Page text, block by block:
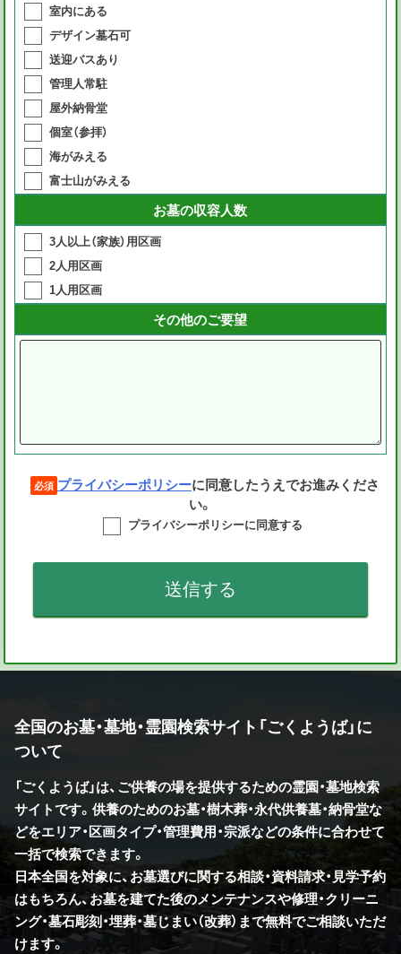
室内にある
デザイン墓石可
送迎バスあり
管理人常駐
屋外納骨堂
個室（参拝）
海がみえる
富士山がみえる
お墓の収容人数
3人以上（家族）用区画
2人用区画
1人用区画
その他のご要望
必須 プライバシーポリシーに同意したうえでお進みくださ
い。
プライバシーポリシーに同意する
全国のお墓・墓地・霊園検索サイト「ごくようば」に
ついて
「ごくようば」は、ご供養の場を提供するための霊園・墓地検索
サイトです。供養のためのお墓・樹木葬・永代供養墓・納骨堂な
どをエリア・区画タイプ・管理費用・宗派などの条件に合わせて
一括で検索できます。
日本全国を対象に、お墓選びに関する相談・資料請求・見学予約
はもちろん、お墓を建てた後のメンテナンスや修理・クリーニ
ング・墓石彫刻・埋葬・墓じまい（改葬）まで無料でご相談いただ
けます。